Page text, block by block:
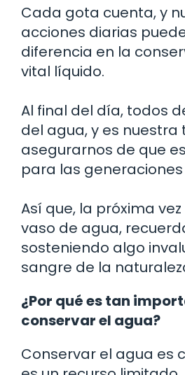
Cada gota cuenta, y
acciones diarias
diferencia en la
vital líquido.
Al final del día, todos
del agua, y es nuestra
asegurarnos de que
para las
Así que, la próxima
vaso de agua,
sosteniendo algo
sangre de la
¿Por qué es tan
conservar el agua?
Conservar el agua es